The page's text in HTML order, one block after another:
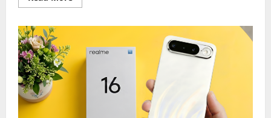
more
Max
धमाकेदार
स्पेसिफिकेशन्स